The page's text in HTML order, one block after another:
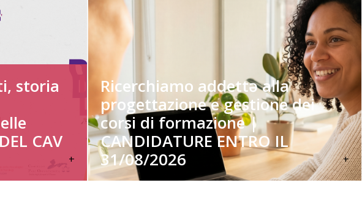
storia
CAV
+
Ricerchiamo addettə alla
progettazione e gestione dei
corsi di formazione |
CANDIDATURE ENTRO IL
31/08/2026
+